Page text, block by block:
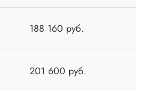
188 160 руб.
201 600 руб.